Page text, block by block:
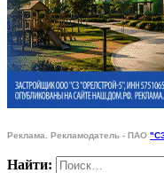
Реклама. Рекламодатель - ПАО
Найти: